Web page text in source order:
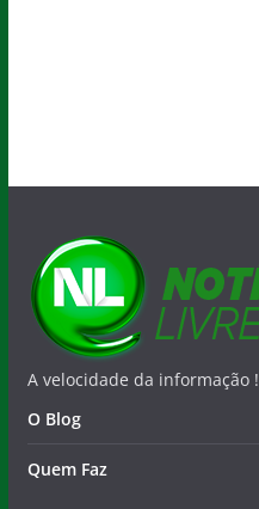
A velocidade da informação !
O Blog
Quem Faz